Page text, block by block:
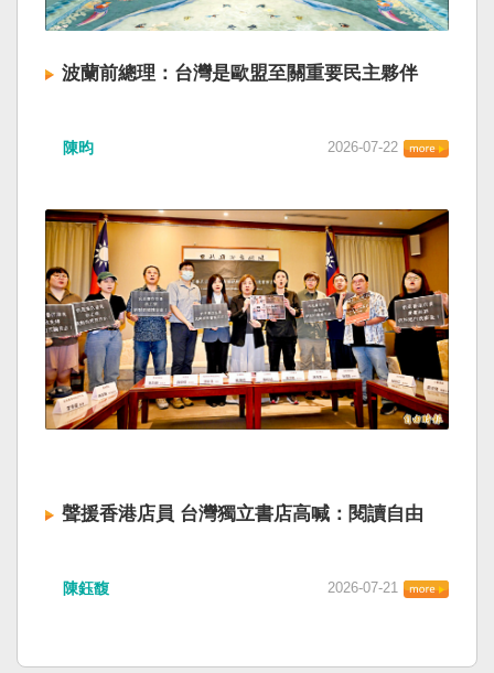
波蘭前總理：台灣是歐盟至關重要民主夥伴
陳昀 2026-07-22
聲援香港店員 台灣獨立書店高喊：閱讀自由
陳鈺馥 2026-07-21